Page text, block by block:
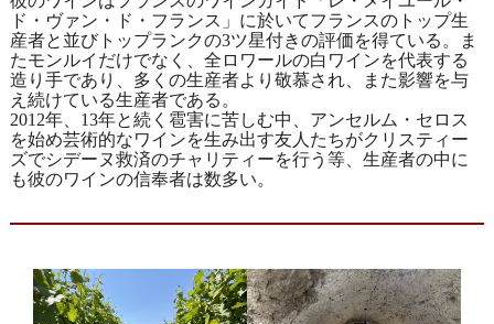
ド・ヴァン・ド・フランス」に於いてフランスのトップ生
産者と並びトップランクの3ツ星付きの評価を得ている。ま
たモンルイだけでなく、全ロワールの白ワインを代表する
造り手であり、多くの生産者より敬慕され、また影響を与
え続けている生産者である。
2012年、13年と続く雹害に苦しむ中、アンセルム・セロス
を始め芸術的なワインを生み出す友人たちがクリスティー
ズでシデーヌ救済のチャリティーを行う等、生産者の中に
も彼のワインの信奉者は数多い。